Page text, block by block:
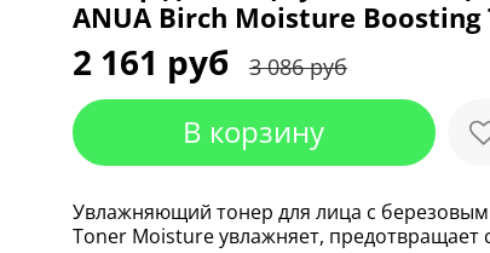
ANUA Birch Moisture
2 161 руб 3 086 руб
В корзину
Увлажняющий тонер для лица с
Toner Moisture увлажняет, предотвращает